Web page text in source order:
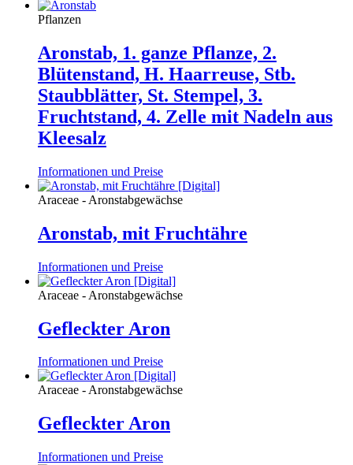
Pflanzen
Aronstab, 1. ganze Pflanze, 2.
Blütenstand, H. Haarreuse, Stb.
Staubblätter, St. Stempel, 3.
Fruchtstand, 4. Zelle mit Nadeln aus
Kleesalz
Informationen und Preise
Araceae - Aronstabgewächse
Aronstab, mit Fruchtähre
Informationen und Preise
Araceae - Aronstabgewächse
Gefleckter Aron
Informationen und Preise
Araceae - Aronstabgewächse
Gefleckter Aron
Informationen und Preise